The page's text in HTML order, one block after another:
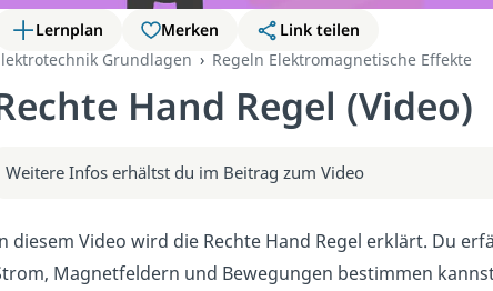
Lernplan Merken
Link teilen
Grundlagen
Regeln Elektromagnetische Effekte
Hand Regel (Video)
Weitere Infos erhältst du im Beitrag zum Video
diesem Video wird die Rechte Hand Regel erklärt. Du
Magnetfeldern und Bewegungen bestimmen